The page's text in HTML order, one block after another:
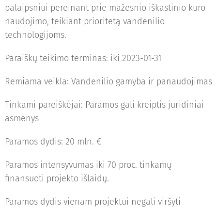
palaipsniui pereinant prie mažesnio iškastinio kuro
naudojimo, teikiant prioritetą vandenilio
technologijoms.
Paraiškų teikimo terminas: iki 2023-01-31
Remiama veikla: Vandenilio gamyba ir panaudojimas
Tinkami pareiškėjai: Paramos gali kreiptis juridiniai
asmenys
Paramos dydis: 20 mln. €
Paramos intensyvumas iki 70 proc. tinkamų
finansuoti projekto išlaidų.
Paramos dydis vienam projektui negali viršyti